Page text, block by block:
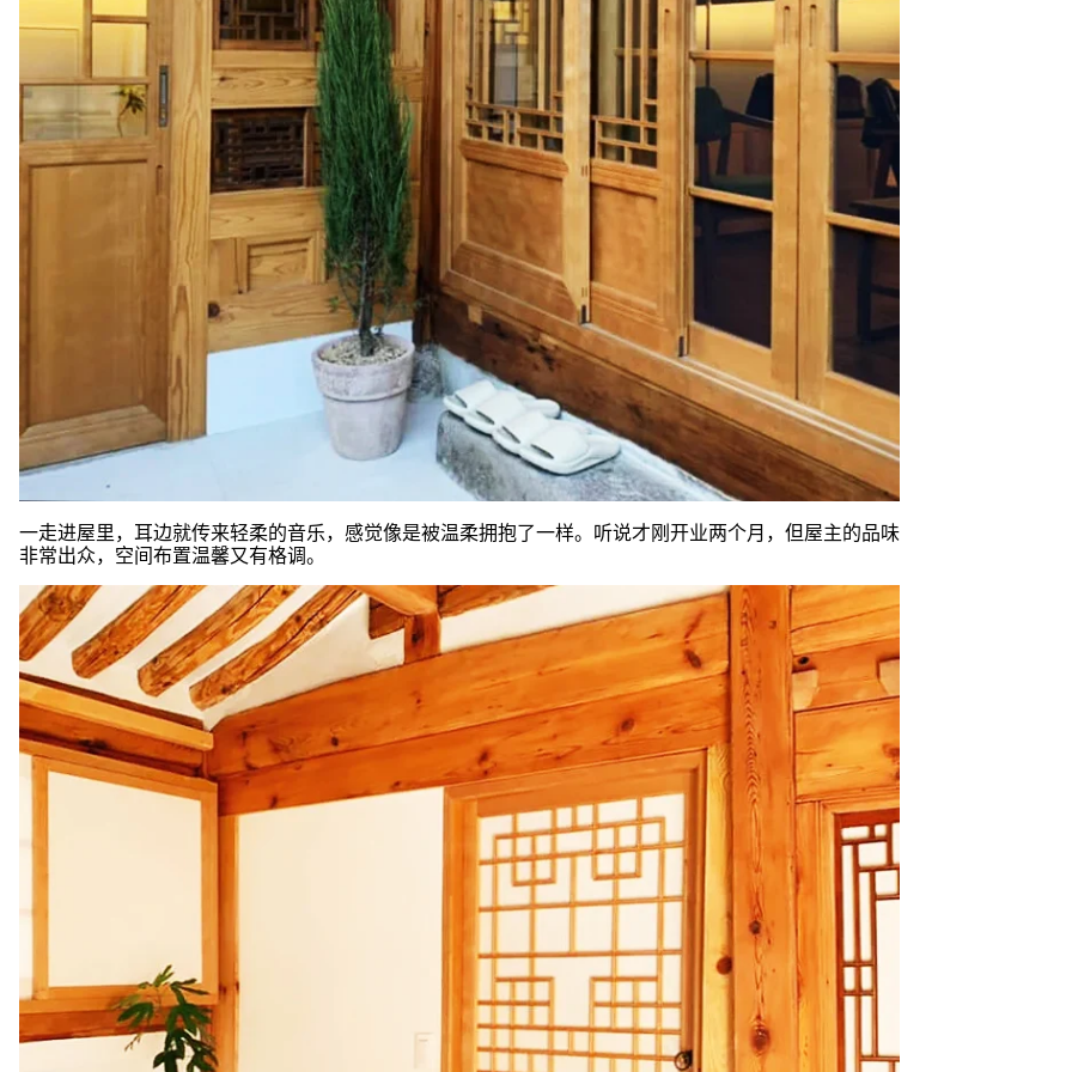
一走进屋里，耳边就传来轻柔的音乐，感觉像是被温柔拥抱了一样。听说才刚开业两个月，但屋主的品味
非常出众，空间布置温馨又有格调。